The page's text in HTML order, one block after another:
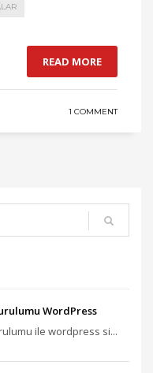
READ MORE
1 COMMENT
WordPress
ile wordpress si...